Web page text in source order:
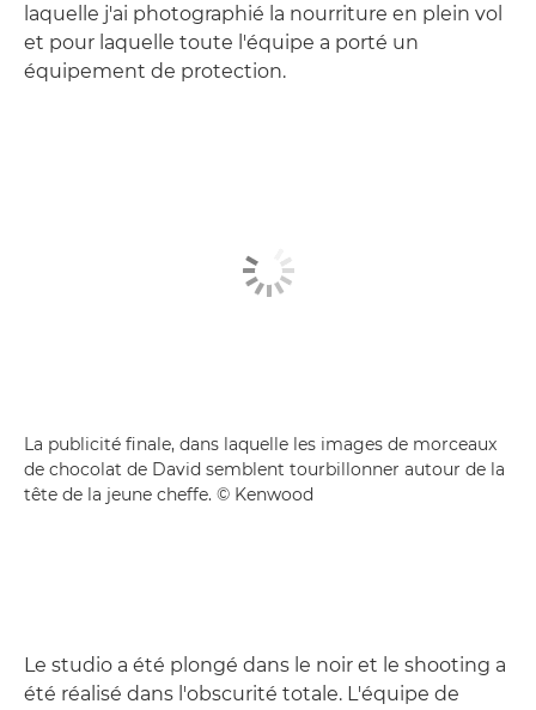
laquelle j'ai photographié la nourriture en plein vol
et pour laquelle toute l'équipe a porté un
équipement de protection.
La publicité finale, dans laquelle les images de morceaux
de chocolat de David semblent tourbillonner autour de la
tête de la jeune cheffe. © Kenwood
Le studio a été plongé dans le noir et le shooting a
été réalisé dans l'obscurité totale. L'équipe de